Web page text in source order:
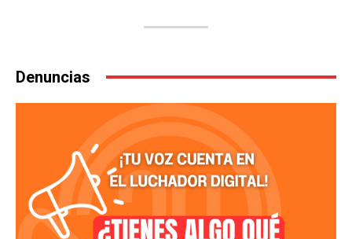
Denuncias